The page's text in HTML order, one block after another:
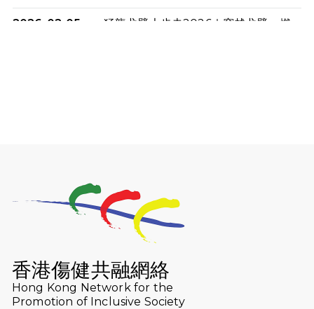
2026-02-05
猛龍戈壁大步走2026｜穿越戈壁．燃
2025-09-08 渣打香港馬拉松2026 慈善計劃
Lockton Fearless Dragon Trail
Run 2025
2025-08-07 諾德 x 猛龍慈善共融音樂夜2025
香港傷健共融網絡
Hong Kong Network for the
Promotion of Inclusive Society